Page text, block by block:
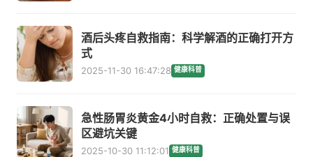
酒后头疼自救指南：科学解酒的正确打开方
式
2025-11-30 16:47:28 健康科普
急性肠胃炎黄金4小时自救：正确处置与误
区避坑关键
2025-10-30 11:12:01 健康科普